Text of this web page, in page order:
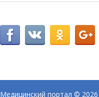
Медицинский портал © 2026